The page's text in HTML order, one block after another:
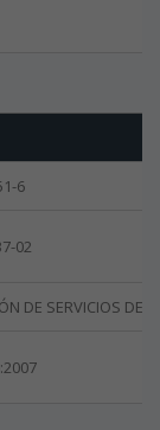
6
02
DE SERVICIOS DE